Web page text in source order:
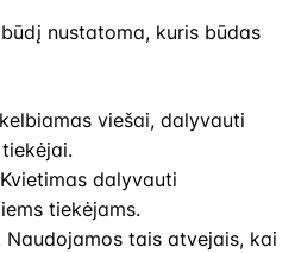
nustatoma, kuris būdas
viešai, dalyvauti
dalyvauti
tiekėjams.
Naudojamos tais atvejais, kai